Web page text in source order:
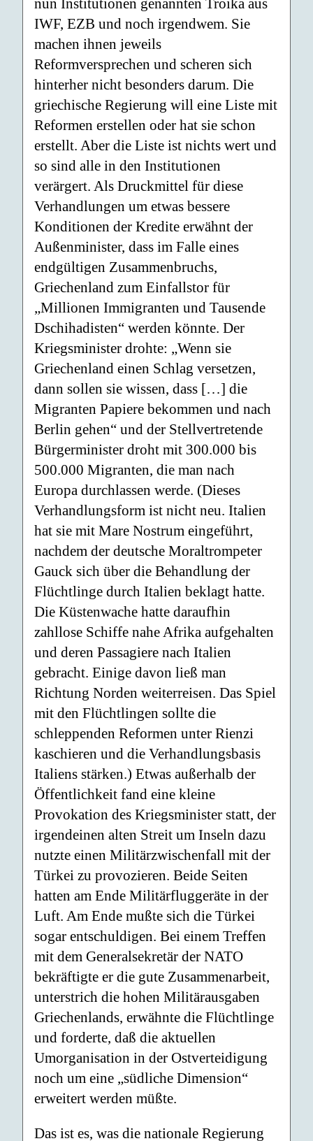
nun Institutionen genannten Troika aus
IWF, EZB und noch irgendwem. Sie
machen ihnen jeweils
Reformversprechen und scheren sich
hinterher nicht besonders darum. Die
griechische Regierung will eine Liste mit
Reformen erstellen oder hat sie schon
erstellt. Aber die Liste ist nichts wert und
so sind alle in den Institutionen
verärgert. Als Druckmittel für diese
Verhandlungen um etwas bessere
Konditionen der Kredite erwähnt der
Außenminister, dass im Falle eines
endgültigen Zusammenbruchs,
Griechenland zum Einfallstor für
„Millionen Immigranten und Tausende
Dschihadisten“ werden könnte. Der
Kriegsminister drohte: „Wenn sie
Griechenland einen Schlag versetzen,
dann sollen sie wissen, dass […] die
Migranten Papiere bekommen und nach
Berlin gehen“ und der Stellvertretende
Bürgerminister droht mit 300.000 bis
500.000 Migranten, die man nach
Europa durchlassen werde. (Dieses
Verhandlungsform ist nicht neu. Italien
hat sie mit Mare Nostrum eingeführt,
nachdem der deutsche Moraltrompeter
Gauck sich über die Behandlung der
Flüchtlinge durch Italien beklagt hatte.
Die Küstenwache hatte daraufhin
zahllose Schiffe nahe Afrika aufgehalten
und deren Passagiere nach Italien
gebracht. Einige davon ließ man
Richtung Norden weiterreisen. Das Spiel
mit den Flüchtlingen sollte die
schleppenden Reformen unter Rienzi
kaschieren und die Verhandlungsbasis
Italiens stärken.) Etwas außerhalb der
Öffentlichkeit fand eine kleine
Provokation des Kriegsminister statt, der
irgendeinen alten Streit um Inseln dazu
nutzte einen Militärzwischenfall mit der
Türkei zu provozieren. Beide Seiten
hatten am Ende Militärfluggeräte in der
Luft. Am Ende mußte sich die Türkei
sogar entschuldigen. Bei einem Treffen
mit dem Generalsekretär der NATO
bekräftigte er die gute Zusammenarbeit,
unterstrich die hohen Militärausgaben
Griechenlands, erwähnte die Flüchtlinge
und forderte, daß die aktuellen
Umorganisation in der Ostverteidigung
noch um eine „südliche Dimension“
erweitert werden müßte.
Das ist es, was die nationale Regierung